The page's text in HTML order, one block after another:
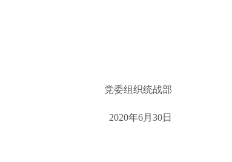
党委组织统战部
2020年6月30日